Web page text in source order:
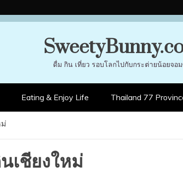
ดื่ม กิน เที่ยว รอบโลกไปกับกระต่ายน้อยจอ
Eating & Enjoy Life Thailand 77
เชียงใหม่